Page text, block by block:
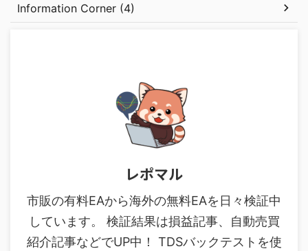
Information Corner (4)
レポマル
市販の有料EAから海外の無料EAを日々検証中
しています。 検証結果は損益記事、自動売買
紹介記事などでUP中！ TDSバックテストを使